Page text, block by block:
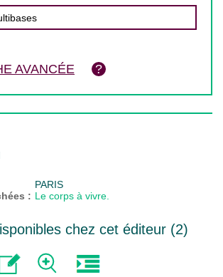
AVANCÉE
PARIS
: Le corps à vivre.
chez cet éditeur (2)